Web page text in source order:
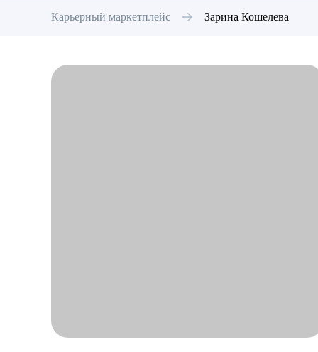
Карьерный маркетплейс Зарина Кошелева